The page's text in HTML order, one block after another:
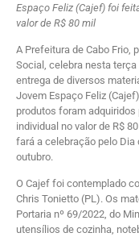
Espaço Feliz (Cajef) foi
valor de R$ 80 mil
A Prefeitura de Cabo Frio,
Social, celebra nesta
entrega de diversos
Jovem Espaço Feliz
produtos foram
individual no valor de R$
fará a celebração pelo
outubro.
O Cajef foi contemplado
Chris Tonietto (PL). Os
Portaria nº 69/2022, do
utensílios de cozinha,